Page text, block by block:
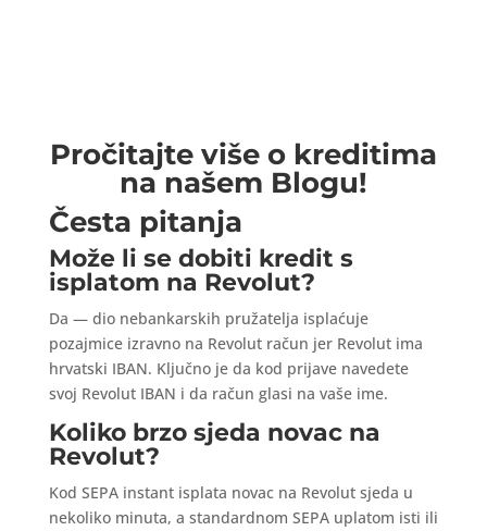
Pročitajte više o kreditima
na našem Blogu!
Česta pitanja
Može li se dobiti kredit s
isplatom na Revolut?
Da — dio nebankarskih pružatelja isplaćuje
pozajmice izravno na Revolut račun jer Revolut ima
hrvatski IBAN. Ključno je da kod prijave navedete
svoj Revolut IBAN i da račun glasi na vaše ime.
Koliko brzo sjeda novac na
Revolut?
Kod SEPA instant isplata novac na Revolut sjeda u
nekoliko minuta, a standardnom SEPA uplatom isti ili